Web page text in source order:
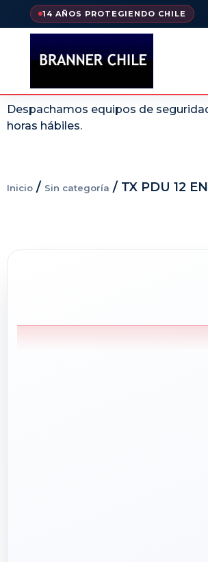
14 AÑOS PROTEGIENDO CHILE
Despachamos equipos de
horas hábiles.
Inicio / Sin categoría / TX PDU 12